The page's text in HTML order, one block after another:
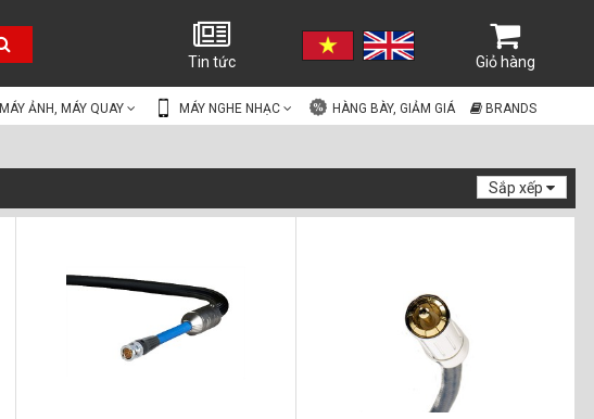
Tin tức Giỏ hàng
MÁY ẢNH, MÁY QUAY MÁY NGHE NHẠC HÀNG BÀY, GIẢM GIÁ BRANDS
Sắp xếp